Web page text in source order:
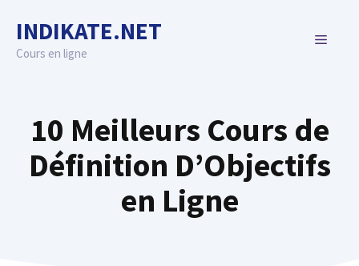
content
INDIKATE.NET
Cours en ligne
MENU
10 Meilleurs Cours de
Définition D’Objectifs
en Ligne